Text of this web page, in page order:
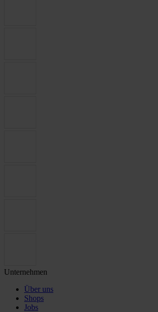
Unternehmen
Über uns
Shops
Jobs